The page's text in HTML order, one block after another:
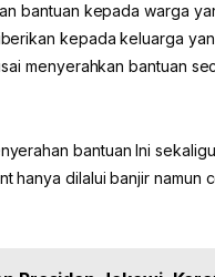
bantuan kepada warga
kepada keluarga
menyerahkan bantuan
bantuan Ini
hanya dilalui banjir namun